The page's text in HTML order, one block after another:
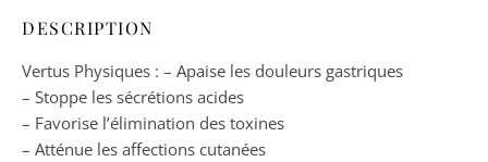
DESCRIPTION
Vertus Physiques : – Apaise les douleurs gastriques
– Stoppe les sécrétions acides
– Favorise l’élimination des toxines
– Atténue les affections cutanées